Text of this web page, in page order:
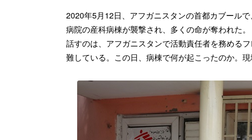
2020年5月12日、アフガニスタンの首都カブール
病院の産科病棟が襲撃され、多くの命が奪われた
話すのは、アフガニスタンで活動責任者を務める
難している。この日、病棟で何が起こったのか。現